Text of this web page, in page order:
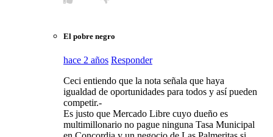
El pobre negro
hace 2 años Responder
Ceci entiendo que la nota señala que haya
igualdad de oportunidades para todos y así pueden
competir.-
Es justo que Mercado Libre cuyo dueño es
multimillonario no pague ninguna Tasa Municipal